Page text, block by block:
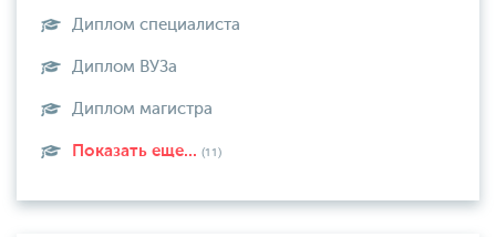
Диплом специалиста
Диплом ВУЗа
Диплом магистра
Показать еще... (11)